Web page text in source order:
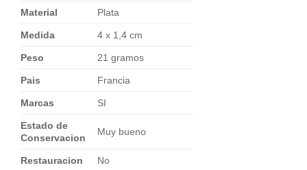
Material Plata
Medida 4 x 1,4 cm
Peso 21 gramos
Pais Francia
Marcas SI
Estado de
Conservacion
Muy bueno
Restauracion No